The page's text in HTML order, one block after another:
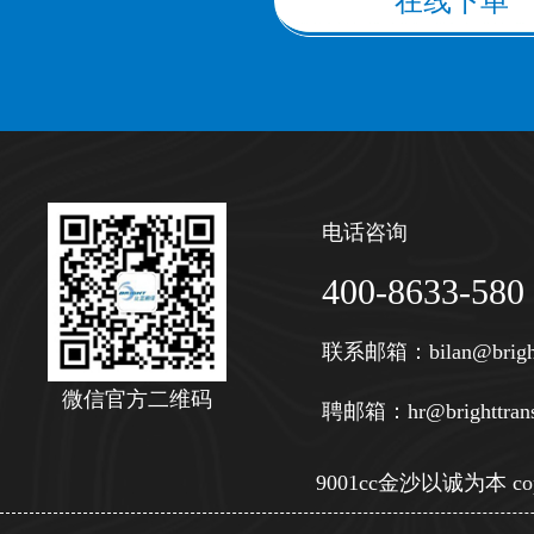
微信官方二维码
电话咨询
400-8633-580
联系邮箱：
聘邮箱：
9001cc金沙以诚为本